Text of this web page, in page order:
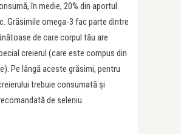
în medie, 20% din aportul
Grăsimile omega-3 fac parte dintre
de care corpul tău are
creierul (care este compus din
Pe lângă aceste grăsimi, pentru
trebuie consumată și
de seleniu.